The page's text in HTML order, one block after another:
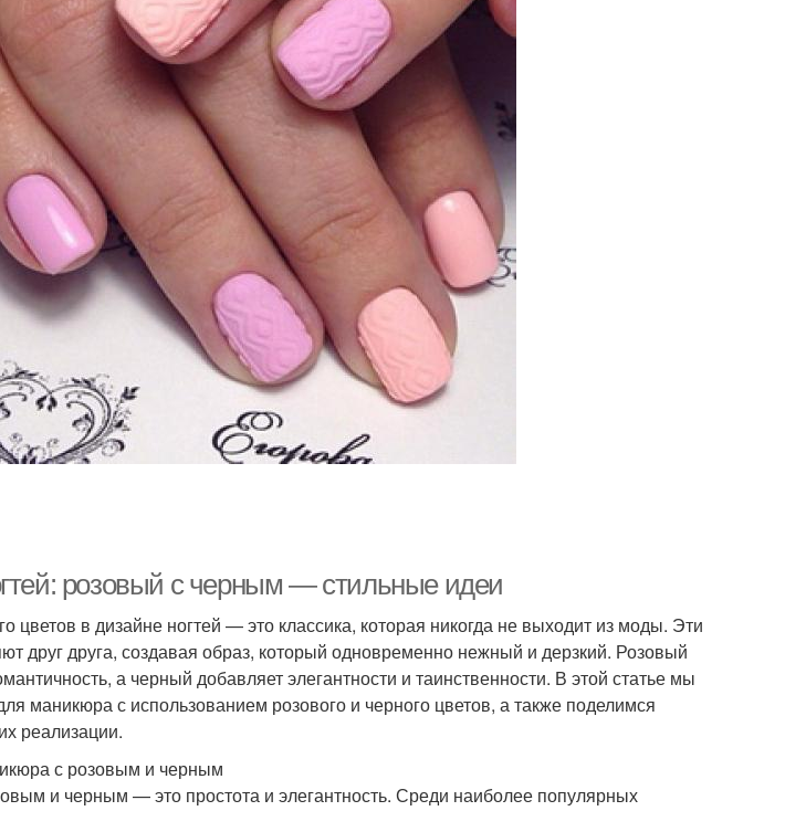
розовый с черным — стильные идеи
цветов в дизайне ногтей — это классика, которая никогда не выходит из моды. Эти
друг друга, создавая образ, который одновременно нежный и дерзкий. Розовый
а черный добавляет элегантности и таинственности. В этой статье мы
маникюра с использованием розового и черного цветов, а также поделимся
реализации.
с розовым и черным
и черным — это простота и элегантность. Среди наиболее популярных